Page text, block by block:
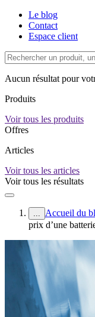
Le blog
Contact
Espace client
Aucun résultat pour
Produits
Voir tous les produits
Offres
Articles
Voir tous les articles
Voir tous les résultats
... Accueil du
prix d’une